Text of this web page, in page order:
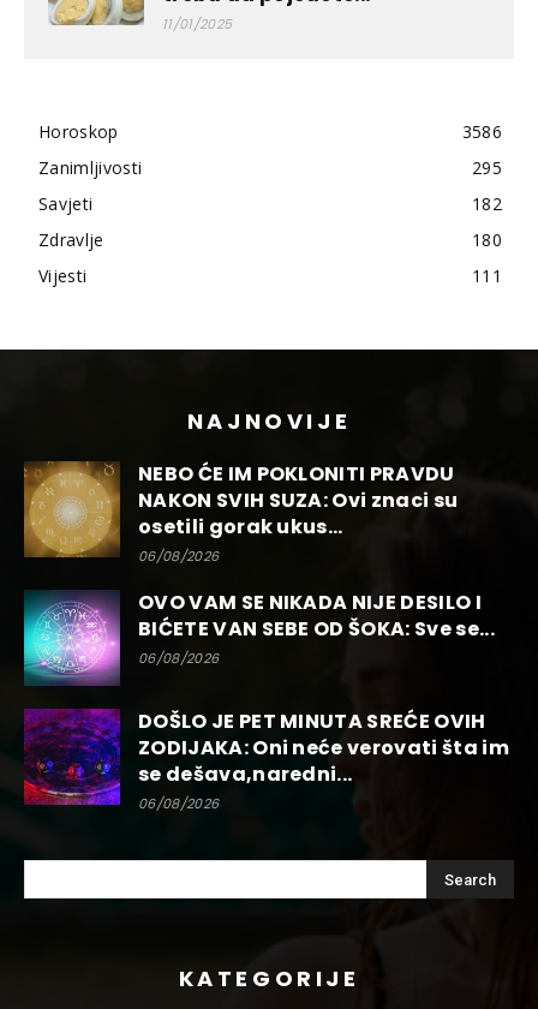
11/01/2025
Horoskop
3586
Zanimljivosti
295
Savjeti
182
Zdravlje
180
Vijesti
111
NAJNOVIJE
NEBO ĆE IM POKLONITI PRAVDU
NAKON SVIH SUZA: Ovi znaci su
osetili gorak ukus...
06/08/2026
OVO VAM SE NIKADA NIJE DESILO I
BIĆETE VAN SEBE OD ŠOKA: Sve se...
06/08/2026
DOŠLO JE PET MINUTA SREĆE OVIH
ZODIJAKA: Oni neće verovati šta im
se dešava,naredni...
06/08/2026
KATEGORIJE